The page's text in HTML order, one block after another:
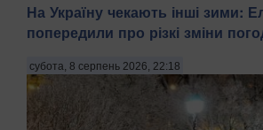
На Україну чекають інші зими:
попередили про різкі зміни
субота, 8 серпень 2026, 22:18